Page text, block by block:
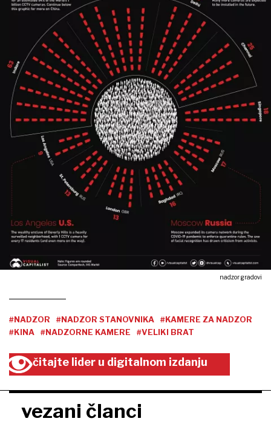
nadzor gradovi
#NADZOR #NADZOR STANOVNIKA
#KAMERE ZA NADZOR
#KINA
#NADZORNE KAMERE #VELIKI BRAT
čitajte lider u digitalnom izdanju
vezani članci